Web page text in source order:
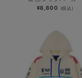
¥8,800 (税込)